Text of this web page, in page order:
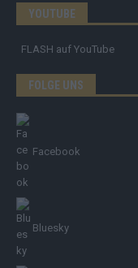
YOUTUBE
FLASH auf YouTube
FOLGE UNS
Facebook
Bluesky